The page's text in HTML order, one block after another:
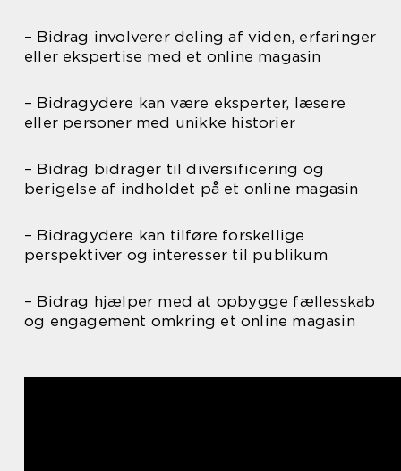
– Bidrag involverer deling af viden, erfaringer
eller ekspertise med et online magasin
– Bidragydere kan være eksperter, læsere
eller personer med unikke historier
– Bidrag bidrager til diversificering og
berigelse af indholdet på et online magasin
– Bidragydere kan tilføre forskellige
perspektiver og interesser til publikum
– Bidrag hjælper med at opbygge fællesskab
og engagement omkring et online magasin